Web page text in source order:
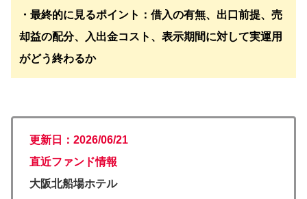
・最終的に見るポイント：借入の有無、出口前提、売
却益の配分、入出金コスト、表示期間に対して実運用
がどう終わるか
更新日：2026/06/21
直近ファンド情報
大阪北船場ホテル